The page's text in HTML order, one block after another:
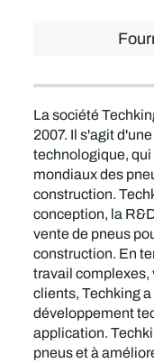
La société
2007. Il s'agit
technologique,
mondiaux des
construction.
conception, la
vente de pneus
construction. En
travail complexes,
clients, Techking
développement
application.
pneus et à